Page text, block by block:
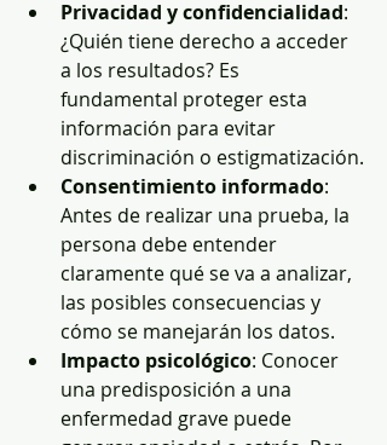
Privacidad y confidencialidad:
¿Quién tiene derecho a acceder
a los resultados? Es
fundamental proteger esta
información para evitar
discriminación o estigmatización.
Consentimiento informado:
Antes de realizar una prueba, la
persona debe entender
claramente qué se va a analizar,
las posibles consecuencias y
cómo se manejarán los datos.
Impacto psicológico: Conocer
una predisposición a una
enfermedad grave puede